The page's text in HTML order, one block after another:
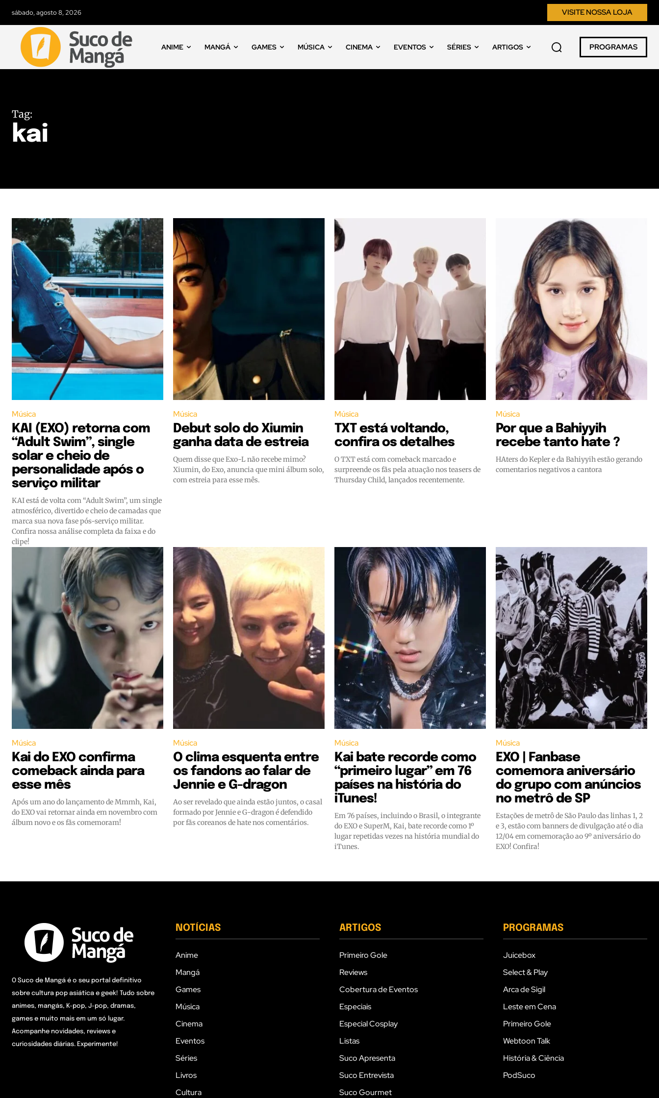
sábado, agosto 8, 2026 VISITE NOSSA LOJA
ANIME MANGÁ GAMES MÚSICA CINEMA EVENTOS SÉRIES ARTIGOS PROGRAMAS
Tag:
kai
Música
KAI (EXO) retorna com
“Adult Swim”, single
solar e cheio de
personalidade após o
serviço militar
KAI está de volta com “Adult Swim”, um single
atmosférico, divertido e cheio de camadas que
marca sua nova fase pós-serviço militar.
Confira nossa análise completa da faixa e do
clipe!
Música
Debut solo do Xiumin
ganha data de estreia
Quem disse que Exo-L não recebe mimo?
Xiumin, do Exo, anuncia que mini álbum solo,
com estreia para esse mês.
Música
TXT está voltando,
confira os detalhes
O TXT está com comeback marcado e
surpreende os fãs pela atuação nos teasers de
Thursday Child, lançados recentemente.
Música
Por que a Bahiyyih
recebe tanto hate ?
HAters do Kepler e da Bahiyyih estão gerando
comentarios negativos a cantora
Música
Kai do EXO confirma
comeback ainda para
esse mês
Após um ano do lançamento de Mmmh, Kai,
do EXO vai retornar ainda em novembro com
álbum novo e os fãs comemoram!
Música
O clima esquenta entre
os fandons ao falar de
Jennie e G-dragon
Ao ser revelado que ainda estão juntos, o casal
formado por Jennie e G-dragon é defendido
por fãs coreanos de hate nos comentários.
Música
Kai bate recorde como
“primeiro lugar” em 76
países na história do
iTunes!
Em 76 países, incluindo o Brasil, o integrante
do EXO e SuperM, Kai, bate recorde como 1º
lugar repetidas vezes na história mundial do
iTunes.
Música
EXO | Fanbase
comemora aniversário
do grupo com anúncios
no metrô de SP
Estações de metrô de São Paulo das linhas 1, 2
e 3, estão com banners de divulgação até o dia
12/04 em comemoração ao 9º aniversário do
EXO! Confira!
O Suco de Mangá é o seu portal definitivo
sobre cultura pop asiática e geek! Tudo sobre
animes, mangás, K-pop, J-pop, dramas,
games e muito mais em um só lugar.
Acompanhe novidades, reviews e
curiosidades diárias. Experimente!
NOTÍCIAS
Anime
Mangá
Games
Música
Cinema
Eventos
Séries
Livros
Cultura
ARTIGOS
Primeiro Gole
Reviews
Cobertura de Eventos
Especiais
Especial Cosplay
Listas
Suco Apresenta
Suco Entrevista
Suco Gourmet
PROGRAMAS
Juicebox
Select & Play
Arca de Sigil
Leste em Cena
Primeiro Gole
Webtoon Talk
História & Ciência
PodSuco